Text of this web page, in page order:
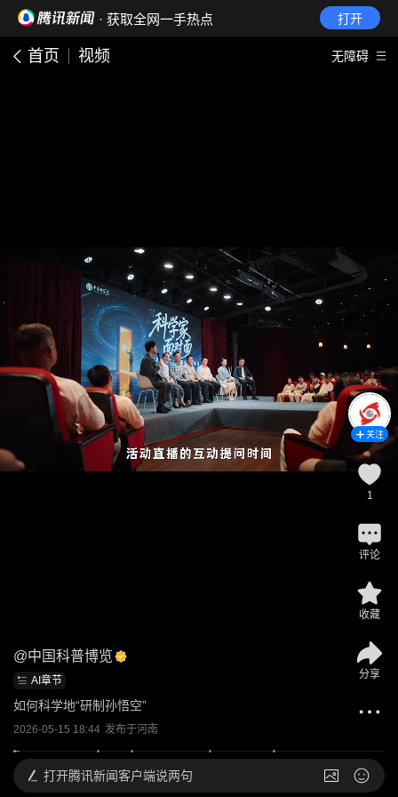
· 获取全网一手热点 打开
首页 视频 无障碍
@中国科普博览
AI章节
如何科学地“研制孙悟空”
2026-05-15 18:44 发布于河南
关注
1
评论
收藏
分享
打开腾讯新闻客户端说两句